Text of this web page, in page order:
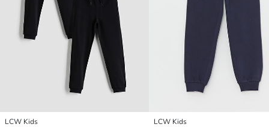
LCW Kids
LCW Kids